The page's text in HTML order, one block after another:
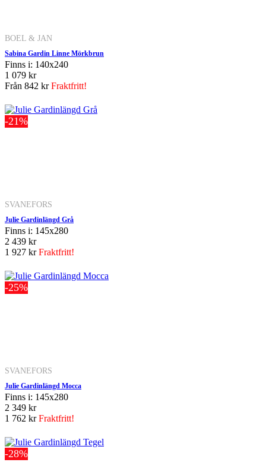
BOEL & JAN
Sabina Gardin Linne Mörkbrun
Finns i: 140x240
1 079 kr
Från 842 krFraktfritt!
-21%
SVANEFORS
Julie Gardinlängd Grå
Finns i: 145x280
2 439 kr
1 927 krFraktfritt!
-25%
SVANEFORS
Julie Gardinlängd Mocca
Finns i: 145x280
2 349 kr
1 762 krFraktfritt!
-28%